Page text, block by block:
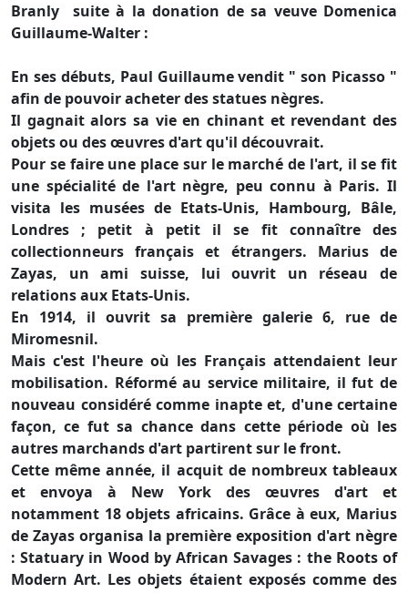
Branly suite à la donation de sa veuve Domenica
Guillaume-Walter :
En ses débuts, Paul Guillaume vendit " son Picasso "
afin de pouvoir acheter des statues nègres.
Il gagnait alors sa vie en chinant et revendant des
objets ou des œuvres d'art qu'il découvrait.
Pour se faire une place sur le marché de l'art, il se fit
une spécialité de l'art nègre, peu connu à Paris. Il
visita les musées de Etats-Unis, Hambourg, Bâle,
Londres ; petit à petit il se fit connaître des
collectionneurs français et étrangers. Marius de
Zayas, un ami suisse, lui ouvrit un réseau de
relations aux Etats-Unis.
En 1914, il ouvrit sa première galerie 6, rue de
Miromesnil.
Mais c'est l'heure où les Français attendaient leur
mobilisation. Réformé au service militaire, il fut de
nouveau considéré comme inapte et, d'une certaine
façon, ce fut sa chance dans cette période où les
autres marchands d'art partirent sur le front.
Cette même année, il acquit de nombreux tableaux
et envoya à New York des œuvres d'art et
notamment 18 objets africains. Grâce à eux, Marius
de Zayas organisa la première exposition d'art nègre
: Statuary in Wood by African Savages : the Roots of
Modern Art. Les objets étaient exposés comme des